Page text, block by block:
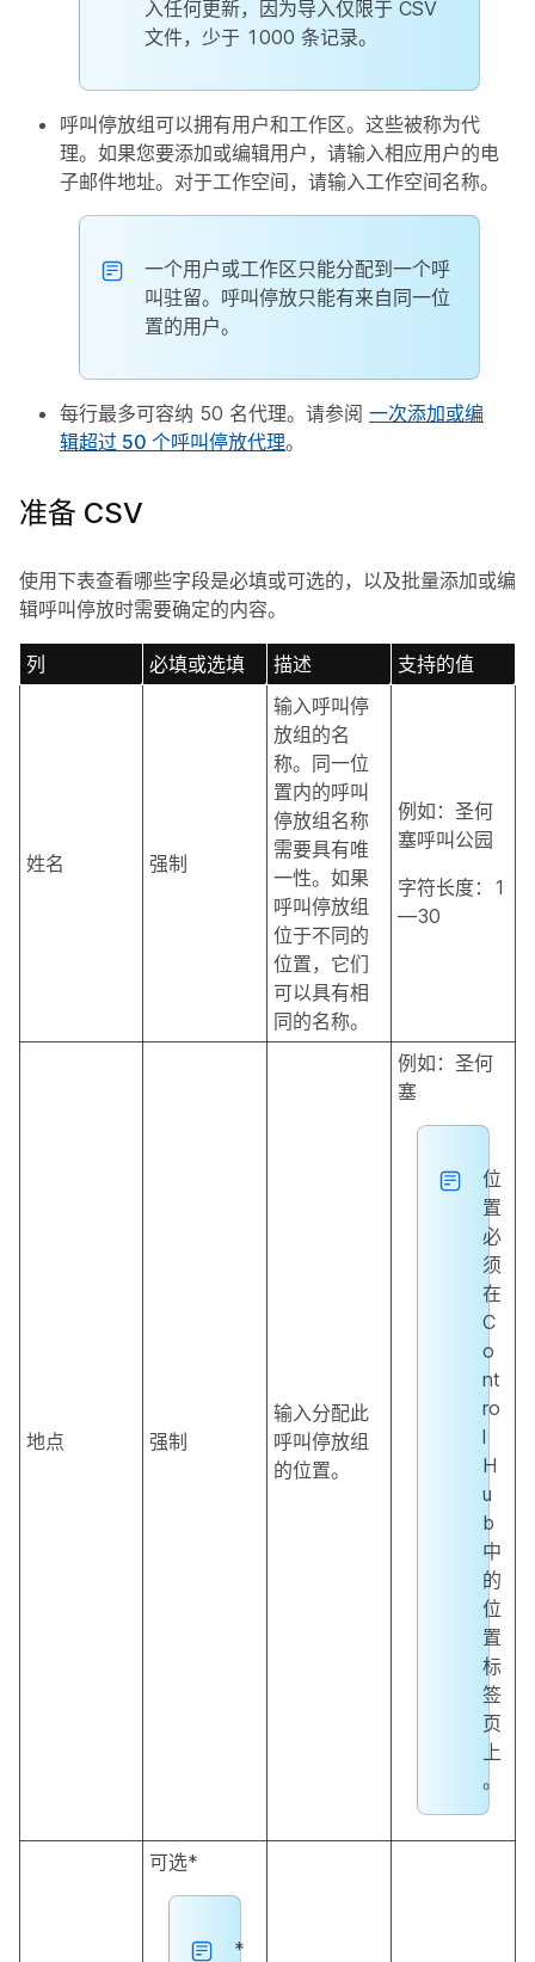
入任何更新，因为导入仅限于 CSV
文件，少于 1000 条记录。
呼叫停放组可以拥有用户和工作区。这些被称为代
理。如果您要添加或编辑用户，请输入相应用户的电
子邮件地址。对于工作空间，请输入工作空间名称。
一个用户或工作区只能分配到一个呼
叫驻留。呼叫停放只能有来自同一位
置的用户。
每行最多可容纳 50 名代理。请参阅 一次添加或编
辑超过 50 个呼叫停放代理。
准备 CSV
使用下表查看哪些字段是必填或可选的，以及批量添加或编
辑呼叫停放时需要确定的内容。
列 必填或选填 描述 支持的值
姓名 强制
输入呼叫停
放组的名
称。同一位
置内的呼叫
停放组名称
需要具有唯
一性。如果
呼叫停放组
位于不同的
位置，它们
可以具有相
同的名称。
例如：圣何
塞呼叫公园
字符长度：1
—30
地点 强制
输入分配此
呼叫停放组
的位置。
例如：圣何
塞
位
置
必
须
在
C
o
nt
ro
l
H
u
b
中
的
位
置
标
签
页
上
。
可选*
*